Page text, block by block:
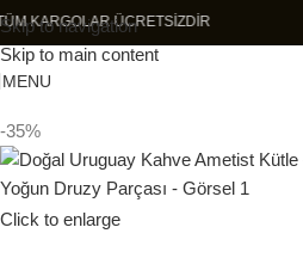
Skip to navigation
Skip to main content
TÜM KARGOLAR ÜCRETSİZDİR
MENU
-35%
Click to enlarge